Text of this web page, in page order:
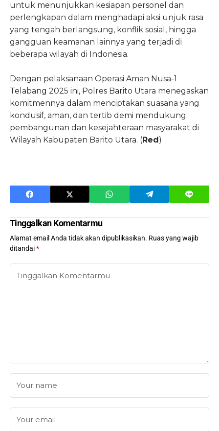
untuk menunjukkan kesiapan personel dan
perlengkapan dalam menghadapi aksi unjuk rasa
yang tengah berlangsung, konflik sosial, hingga
gangguan keamanan lainnya yang terjadi di
beberapa wilayah di Indonesia.
Dengan pelaksanaan Operasi Aman Nusa-1
Telabang 2025 ini, Polres Barito Utara menegaskan
komitmennya dalam menciptakan suasana yang
kondusif, aman, dan tertib demi mendukung
pembangunan dan kesejahteraan masyarakat di
Wilayah Kabupaten Barito Utara. (Red)
Tinggalkan Komentarmu
Alamat email Anda tidak akan dipublikasikan. Ruas yang wajib
ditandai*